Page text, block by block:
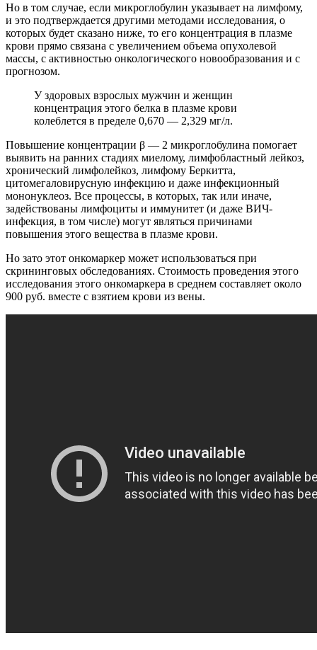
Но в том случае, если микроглобулин указывает на лимфому,
и это подтверждается другими методами исследования, о
которых будет сказано ниже, то его концентрация в плазме
крови прямо связана с увеличением объема опухолевой
массы, с активностью онкологического новообразования и с
прогнозом.
У здоровых взрослых мужчин и женщин
концентрация этого белка в плазме крови
колеблется в пределе 0,670 — 2,329 мг/л.
Повышение концентрации β — 2 микроглобулина помогает
выявить на ранних стадиях миелому, лимфобластный лейкоз,
хронический лимфолейкоз, лимфому Беркитта,
цитомегаловирусную инфекцию и даже инфекционный
мононуклеоз. Все процессы, в которых, так или иначе,
задействованы лимфоциты и иммунитет (и даже ВИЧ-
инфекция, в том числе) могут являться причинами
повышения этого вещества в плазме крови.
Но зато этот онкомаркер может использоваться при
скрининговых обследованиях. Стоимость проведения этого
исследования этого онкомаркера в среднем составляет около
900 руб. вместе с взятием крови из вены.